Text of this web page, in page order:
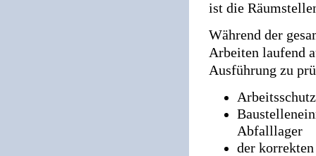
ist die
Während der
Arbeiten laufend
Ausführung zu
Abfalllager
der